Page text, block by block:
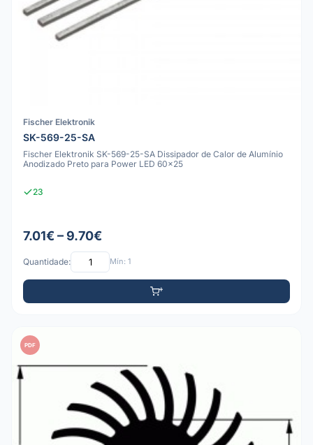
Fischer Elektronik
SK-569-25-SA
Fischer Elektronik SK-569-25-SA Dissipador de Calor de Alumínio
Anodizado Preto para Power LED 60x25
23
7.01€ – 9.70€
Quantidade: Mín: 1
PDF